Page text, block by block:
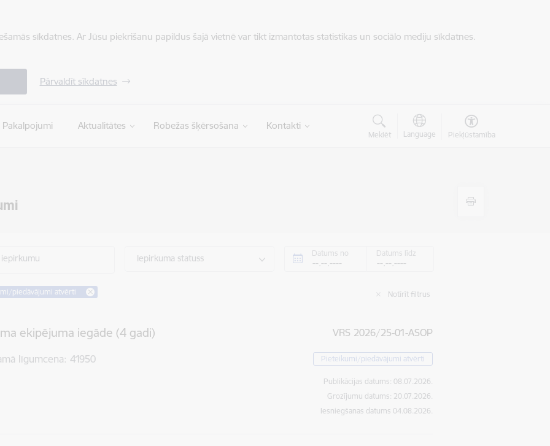
sīkdatnes. Ar Jūsu piekrišanu papildus šajā vietnē var tikt izmantotas statistikas un sociālo mediju sīkdatnes.
Pārvaldīt sīkdatnes
Pakalpojumi Aktualitātes Robežas šķērsošana Kontakti
Meklēt Language Piekļūstamība
Iepirkuma statuss Datums no Datums līdz
piedāvājumi atvērti Notīrīt filtrus
ekipējuma iegāde (4 gadi)
līgumcena 41950
VRS 2026/25-01-ASOP
Pieteikumi/piedāvājumi atvērti
Publikācijas datums: 08.07.2026.
Grozījumu datums: 20.07.2026.
Iesniegšanas datums 04.08.2026.